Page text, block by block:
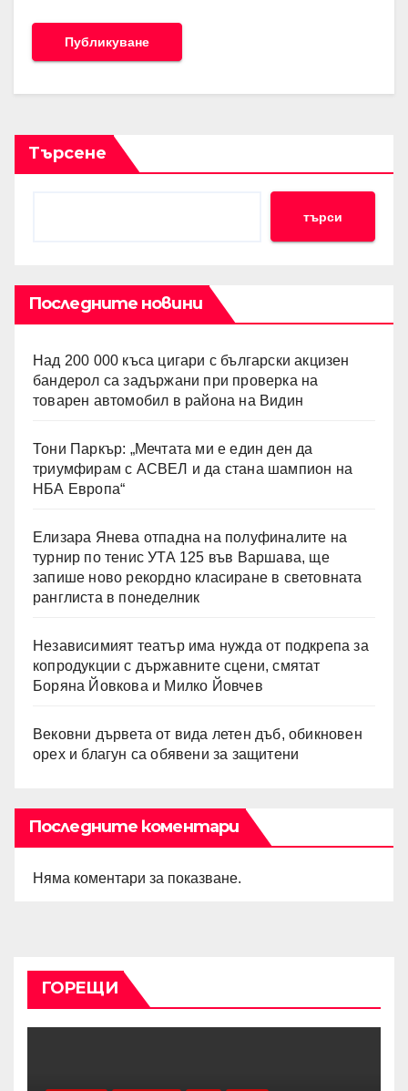
Търсене
търси
Последните новини
Над 200 000 къса цигари с български акцизен
бандерол са задържани при проверка на
товарен автомобил в района на Видин
Тони Паркър: „Мечтата ми е един ден да
триумфирам с АСВЕЛ и да стана шампион на
НБА Европа“
Елизара Янева отпадна на полуфиналите на
турнир по тенис УТА 125 във Варшава, ще
запише ново рекордно класиране в световната
ранглиста в понеделник
Независимият театър има нужда от подкрепа за
копродукции с държавните сцени, смятат
Боряна Йовкова и Милко Йовчев
Вековни дървета от вида летен дъб, обикновен
орех и благун са обявени за защитени
Последните коментари
Няма коментари за показване.
ГОРЕЩИ